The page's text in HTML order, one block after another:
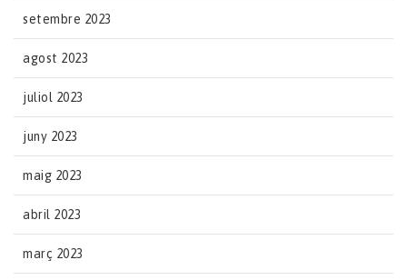
setembre 2023
agost 2023
juliol 2023
juny 2023
maig 2023
abril 2023
març 2023